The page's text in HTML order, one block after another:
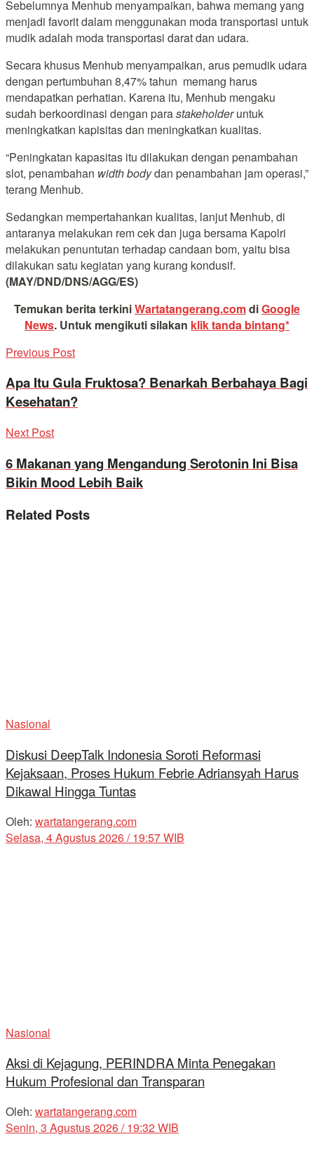
Sebelumnya Menhub menyampaikan, bahwa memang yang
menjadi favorit dalam menggunakan moda transportasi untuk
mudik adalah moda transportasi darat dan udara.
Secara khusus Menhub menyampaikan, arus pemudik udara
dengan pertumbuhan 8,47% tahun memang harus
mendapatkan perhatian. Karena itu, Menhub mengaku
sudah berkoordinasi dengan parastakeholderuntuk
meningkatkan kapisitas dan meningkatkan kualitas.
“Peningkatan kapasitas itu dilakukan dengan penambahan
slot, penambahan width bodydan penambahan jam operasi,”
terang Menhub.
Sedangkan mempertahankan kualitas, lanjut Menhub, di
antaranya melakukan rem cek dan juga bersama Kapolri
melakukan penuntutan terhadap candaan bom, yaitu bisa
dilakukan satu kegiatan yang kurang kondusif.
(MAY/DND/DNS/AGG/ES)
Temukan berita terkiniWartatangerang.comdiGoogle
News. Untuk mengikuti silakan klik tanda bintang*
Previous Post
Apa Itu Gula Fruktosa? Benarkah Berbahaya Bagi
Kesehatan?
Next Post
6 Makanan yang Mengandung Serotonin Ini Bisa
Bikin Mood Lebih Baik
Related Posts
Nasional
Diskusi DeepTalk Indonesia Soroti Reformasi
Kejaksaan, Proses Hukum Febrie Adriansyah Harus
Dikawal Hingga Tuntas
Oleh: wartatangerang.com
Selasa, 4 Agustus 2026 / 19:57 WIB
Nasional
Aksi di Kejagung, PERINDRA Minta Penegakan
Hukum Profesional dan Transparan
Oleh: wartatangerang.com
Senin, 3 Agustus 2026 / 19:32 WIB